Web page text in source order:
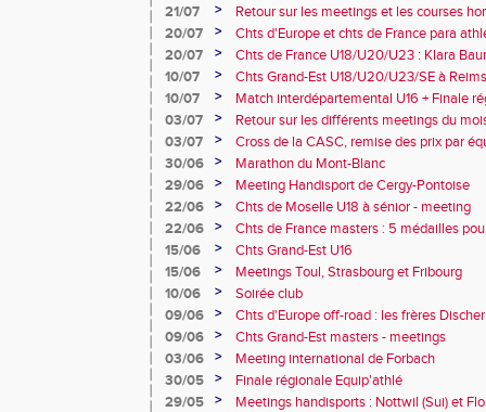
21/07
>
Retour sur les meetings et les courses
20/07
>
Chts d'Europe et chts de France para
champion d'Europe et multiples
20/07 >
Chts de France U18/U20/U23 : Klara
10e
10/07 >
Chts Grand-Est U18/U20/U23/SE à
10/07
>
Match interdépartemental U16 + Finale
Obernai
03/07 >
Retour sur les différents meetings du
03/07
>
Cross de la CASC, remise des prix par
collèges
30/06 >
Marathon du Mont-Blanc
29/06
>
Meeting Handisport de Cergy-Pontoise
22/06
>
Chts de Moselle U18 à sénior - meeting
22/06
>
Chts de France masters : 5 médailles
15/06
>
Chts Grand-Est U16
15/06
>
Meetings Toul, Strasbourg et Fribourg
10/06
>
Soirée club
09/06
>
Chts d'Europe off-road : les frères
09/06
>
Chts Grand-Est masters - meetings
03/06
>
Meeting international de Forbach
30/05
>
Finale régionale Equip'athlé
29/05
> Meetings handisports : Nottwil (Sui) et